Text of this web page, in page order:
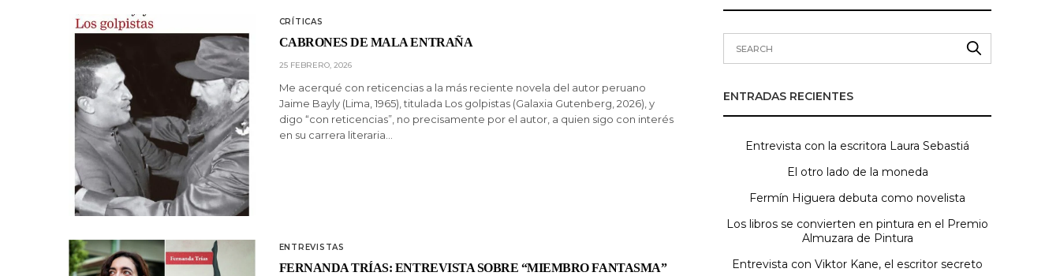
CRÍTICAS
CABRONES DE MALA ENTRAÑA
25 FEBRERO, 2026
Me acerqué con reticencias a la más reciente novela del autor peruano
Jaime Bayly (Lima, 1965), titulada Los golpistas (Galaxia Gutenberg, 2026), y
digo “con reticencias”, no precisamente por el autor, a quien sigo con interés
en su carrera literaria…
ENTREVISTAS
FERNANDA TRÍAS: ENTREVISTA SOBRE “MIEMBRO FANTASMA”
ENTRADAS RECIENTES
Entrevista con la escritora Laura Sebastiá
El otro lado de la moneda
Fermín Higuera debuta como novelista
Los libros se convierten en pintura en el Premio
Almuzara de Pintura
Entrevista con Viktor Kane, el escritor secreto